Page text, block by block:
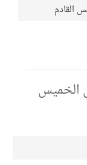
القادم
الخميس